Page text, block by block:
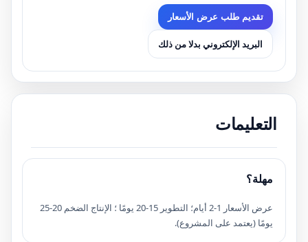
تقديم طلب عرض الأسعار
البريد الإلكتروني بدلا من ذلك
التعليمات
مهلة؟
عرض الأسعار 1-2 أيام؛ التطوير 15-20 يومًا ؛ الإنتاج الضخم 20-25
يومًا (يعتمد على المشروع).